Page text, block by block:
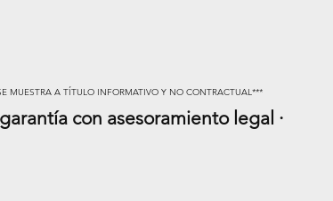
MUESTRA A TÍTULO INFORMATIVO Y NO CONTRACTUAL***
con asesoramiento legal ·